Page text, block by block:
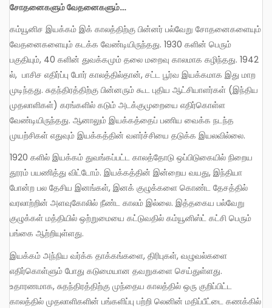
சோதனைகளும் வேதனைகளும்…
கம்யூனிச இயக்கம் இக் காலத்திற்கு பின்னர் பல்வேறு சோதனைகளையும்
வேதனைகளையும் கடக்க வேண்டியிருந்தது. 1930 களின் பெரும்
பகுதியும், 40 களின் துவக்கமும் தலை மறைவு காலமாக கழிந்தது. 1942
ல், பாசிச எதிர்ப்பு போர் காலத்தில்தான், சட்ட பூர்வ இயக்கமாக இது மாற
முடிந்தது. சுதந்திரத்திற்கு பின்னரும் கூட புதிய ஆட்சியாளர்கள் (இந்திய
முதலாளிகள்) கரங்களில் கடும் அடக்குமுறையை எதிர்கொள்ள
வேண்டியிருந்தது. ஆனாலும் இயக்கத்தைப் பணிய வைக்க நடந்த
முயற்சிகள் எதுவும் இயக்கத்தின் வளர்ச்சியை தடுக்க இயலவில்லை.
1920 களில் இயக்கம் துவங்கப்பட்ட காலத்தோடு ஒப்பிடுகையில் நிறைய
தூரம் பயணித்து விட்டோம். இயக்கத்தின் இன்றைய வயது, இந்தியா
போன்ற பல தேசிய இனங்கள், இனக் குழுக்களை கொண்ட தேசத்தில்
வரலாற்றின் அளவுகோலில் நீண்ட காலம் இல்லை. இத்தகைய பல்வேறு
குழுக்கள் மத்தியில் ஒற்றுமையை கட்டுவதில் கம்யூனிஸ்ட் கட்சி பெரும்
பங்கை ஆற்றியுள்ளது.
இயக்கம் அந்நிய வர்க்க தாக்கங்களை, திரிபுகள், வழுவல்களை
எதிர்கொள்ளும் போது கடுமையான தவறுகளை செய்துள்ளது.
உதாரணமாக, சுதந்திரத்திற்கு முந்தைய காலத்தில் ஒரு குறிப்பிட்ட
காலத்தில் முதலாளிகளின் பங்களிப்பு பற்றி லெனின் மதிப்பீட்டை கணக்கில்